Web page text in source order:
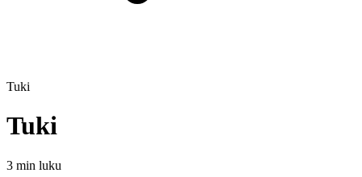
Tuki
Tuki
3 min luku